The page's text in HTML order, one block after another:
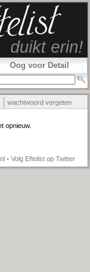
Oog voor Detail
wachtwoord vergeten
opnieuw.
• Volg Eftelist op Twitter